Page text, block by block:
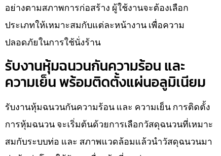
อย่างตามสภาพการก่อสร้าง ผู้ใช้งานจะต้องเลือก
ประเภทให้เหมาะสมกับแต่ละหน้างาน เพื่อความ
ปลอดภัยในการใช้นั่งร้าน
รับงานหุ้มฉนวนกันความร้อน และ
ความเย็น พร้อมติดตั้งแผ่นอลูมิเนียม
รับงานหุ้มฉนวนกันความร้อน และ ความเย็น การติดตั้ง
การหุ้มฉนวน จะเริ่มต้นด้วยการเลือกวัสดุฉนวนที่เหมาะ
สมกับระบบท่อ และ สภาพแวดล้อมแล้วนำวัสดุฉนวนมา